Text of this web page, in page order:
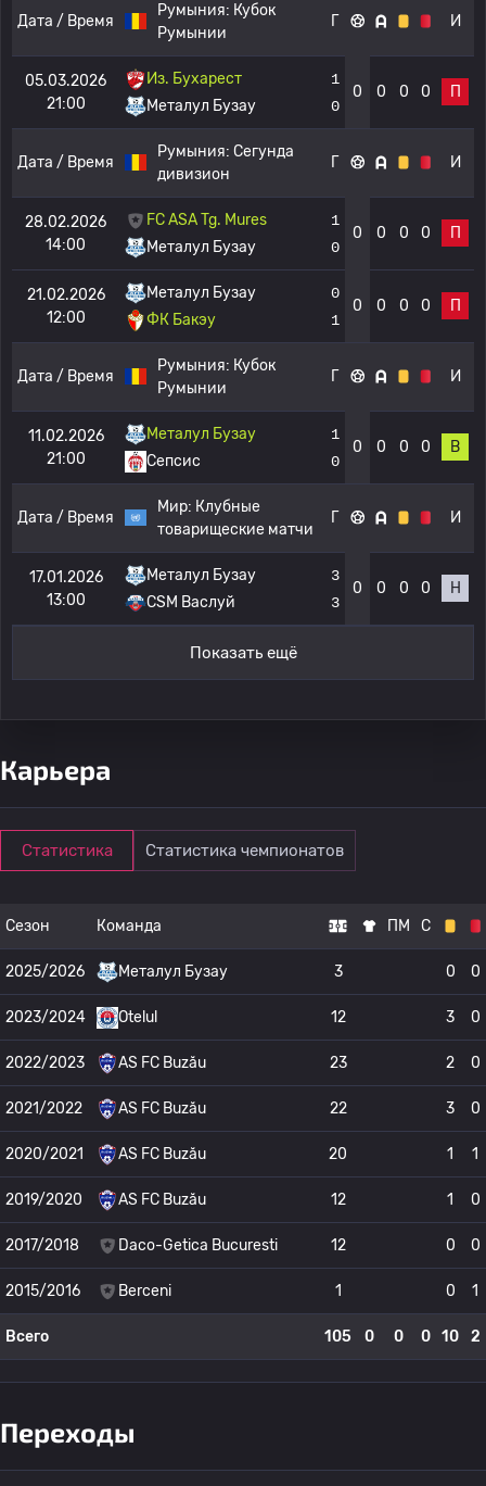
Дата / Время
Румыния: Кубок
Румынии
Г И
05.03.2026
21:00
Из. Бухарест
Металул Бузау
1
0
0 0 0 0 П
Дата / Время
Румыния: Сегунда
дивизион
Г И
28.02.2026
14:00
FC ASA Tg. Mures
Металул Бузау
1
0
0 0 0 0 П
21.02.2026
12:00
Металул Бузау
ФК Бакэу
0
1
0 0 0 0 П
Дата / Время
Румыния: Кубок
Румынии
Г И
11.02.2026
21:00
Металул Бузау
Сепсис
1
0
0 0 0 0 В
Дата / Время
Мир: Клубные
товарищеские матчи
Г И
17.01.2026
13:00
Металул Бузау
CSM Васлуй
3
3
0 0 0 0 Н
Показать ещё
Карьера
Статистика Статистика чемпионатов
Сезон Команда ПМ С
2025/2026 Металул Бузау 3 0 0
2023/2024 Otelul 12 3 0
2022/2023 AS FC Buzău 23 2 0
2021/2022 AS FC Buzău 22 3 0
2020/2021 AS FC Buzău 20 1 1
2019/2020 AS FC Buzău 12 1 0
2017/2018 Daco-Getica Bucuresti 12 0 0
2015/2016 Berceni 1 0 1
Всего 105 0 0 0 10 2
Переходы